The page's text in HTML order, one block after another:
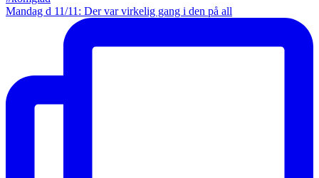
Mandag d 11/11: Der var virkelig gang i den på all